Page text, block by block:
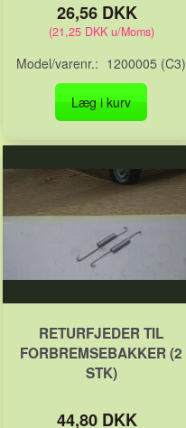
26,56 DKK
(21,25 DKKu/Moms)
Model/varenr.: 1200005 (C3)
Læg i kurv
RETURFJEDER TIL
FORBREMSEBAKKER (2
STK)
44,80 DKK